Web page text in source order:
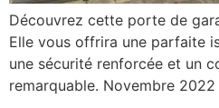
Découvrez cette porte de
Elle vous offrira une parfaite
une sécurité renforcée et un
remarquable. Novembre 2022